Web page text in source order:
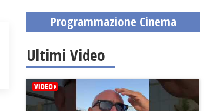
Programmazione Cinema
Ultimi Video